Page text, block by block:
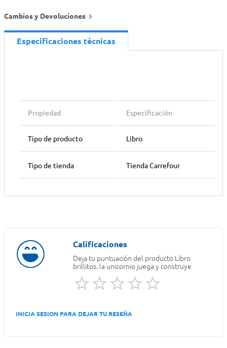
Cambios y Devoluciones
Especificaciones técnicas
Propiedad Especificación
Tipo de producto Libro
Tipo de tienda Tienda Carrefour
Deja tu puntuación del producto Libro
brillitos. la unicornio juega y construye
INICIA SESION PARA DEJAR TU RESEÑA